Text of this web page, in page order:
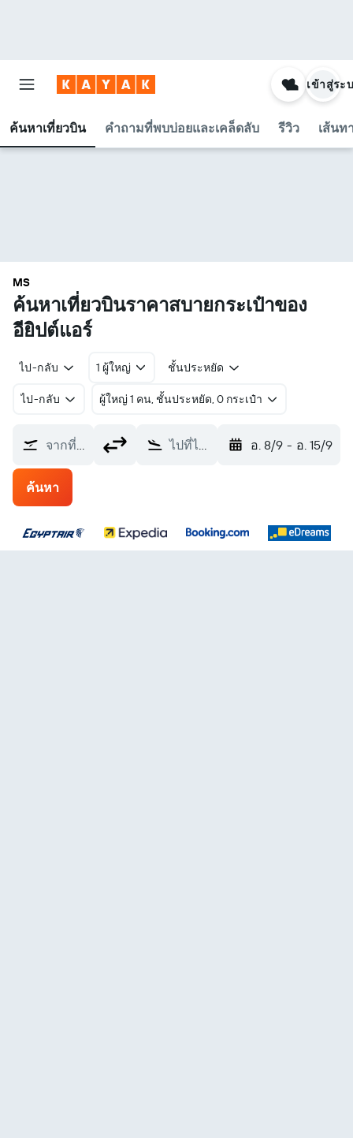
ค้นหาเที่ยวบิน คำถามที่พบบ่อยและเคล็ดลับ รีวิว เส้นท
เข้าสู่ระ
MS
ค้นหาเที่ยวบินราคาสบายกระเป๋าของ
อียิปต์แอร์
ไป-กลับ 1 ผู้ใหญ่ ชั้นประหยัด
ไป-กลับ ผู้ใหญ่ 1 คน, ชั้นประหยัด, 0 กระเป๋า
จากที่ไหน? ไปที่ไหน? อ. 8/9 - อ. 15/9
ค้นหา